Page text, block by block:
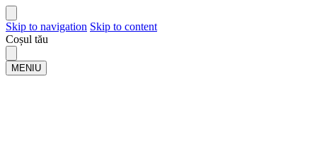
Skip to navigation Skip to content
Coșul tău
MENIU